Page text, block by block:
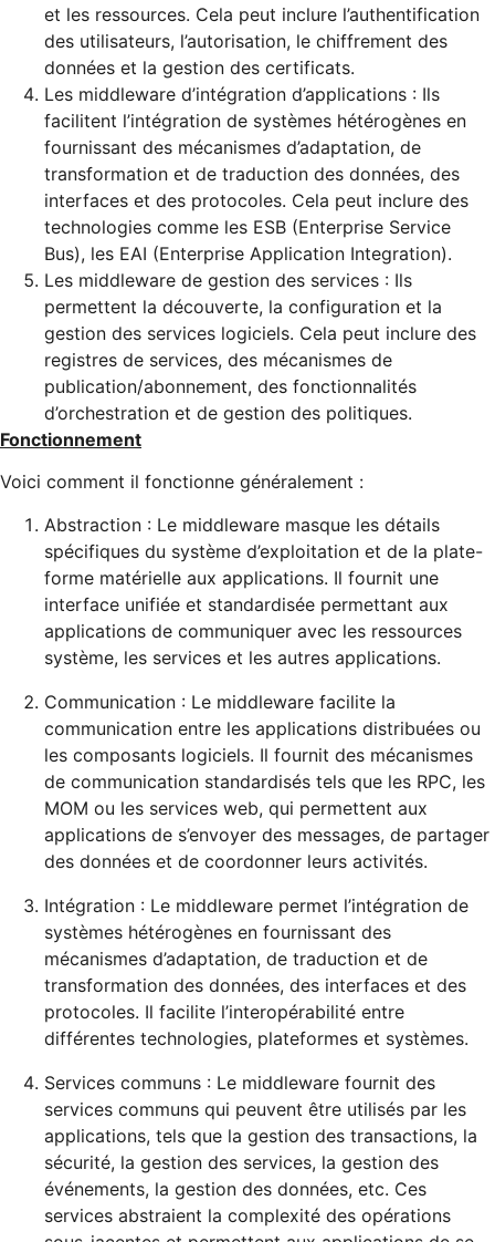
et les ressources. Cela peut inclure l’authentification
des utilisateurs, l’autorisation, le chiffrement des
données et la gestion des certificats.
Les middleware d’intégration d’applications : Ils
facilitent l’intégration de systèmes hétérogènes en
fournissant des mécanismes d’adaptation, de
transformation et de traduction des données, des
interfaces et des protocoles. Cela peut inclure des
technologies comme les ESB (Enterprise Service
Bus), les EAI (Enterprise Application Integration).
Les middleware de gestion des services : Ils
permettent la découverte, la configuration et la
gestion des services logiciels. Cela peut inclure des
registres de services, des mécanismes de
publication/abonnement, des fonctionnalités
d’orchestration et de gestion des politiques.
Fonctionnement
Voici comment il fonctionne généralement :
Abstraction : Le middleware masque les détails
spécifiques du système d’exploitation et de la plate-
forme matérielle aux applications. Il fournit une
interface unifiée et standardisée permettant aux
applications de communiquer avec les ressources
système, les services et les autres applications.
Communication : Le middleware facilite la
communication entre les applications distribuées ou
les composants logiciels. Il fournit des mécanismes
de communication standardisés tels que les RPC, les
MOM ou les services web, qui permettent aux
applications de s’envoyer des messages, de partager
des données et de coordonner leurs activités.
Intégration : Le middleware permet l’intégration de
systèmes hétérogènes en fournissant des
mécanismes d’adaptation, de traduction et de
transformation des données, des interfaces et des
protocoles. Il facilite l’interopérabilité entre
différentes technologies, plateformes et systèmes.
Services communs : Le middleware fournit des
services communs qui peuvent être utilisés par les
applications, tels que la gestion des transactions, la
sécurité, la gestion des services, la gestion des
événements, la gestion des données, etc. Ces
services abstraient la complexité des opérations